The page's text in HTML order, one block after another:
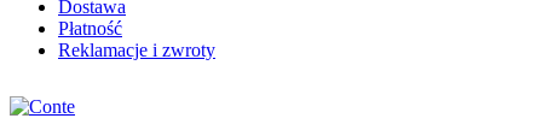
Dostawa
Płatność
Reklamacje i zwroty